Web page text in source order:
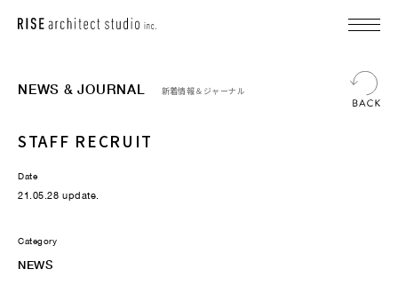
NEWS & JOURNAL 新着情報＆ジャーナル
STAFF RECRUIT
Date
21.05.28 update.
Category
NEWS